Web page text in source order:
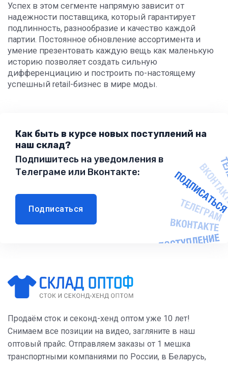
Успех в этом сегменте напрямую зависит от
надежности поставщика, который гарантирует
подлинность, разнообразие и качество каждой
партии. Постоянное обновление ассортимента и
умение презентовать каждую вещь как маленькую
историю позволяет создать сильную
дифференциацию и построить по-настоящему
успешный retail-бизнес в мире моды.
Как быть в курсе новых поступлений на
наш склад?
Подпишитесь на уведомления в
Телеграме или Вконтакте:
Подписаться
Продаём сток и секонд-хенд оптом уже 10 лет!
Снимаем все позиции на видео, загляните в наш
оптовый прайс. Отправляем заказы от 1 мешка
транспортными компаниями по России, в Беларусь,